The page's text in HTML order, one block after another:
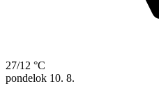
27/12 °C
pondelok 10. 8.